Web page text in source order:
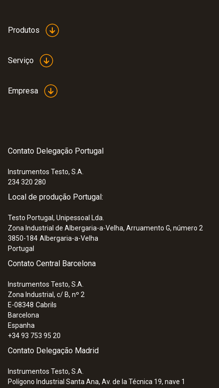
Produtos
Serviço
Empresa
Contato Delegação Portugal
Instrumentos Testo, S.A.
234 320 280
Local de produção Portugal:
Testo Portugal, Unipessoal Lda.
Zona Industrial de Albergaria-a-Velha, Arruamento G, número 2
3850-184 Albergaria-a-Velha
Portugal
Contato Central Barcelona
Instrumentos Testo, S.A.
Zona Industrial, c/ B, nº 2
E-08348 Cabrils
Barcelona
Espanha
+34 93 753 95 20
Contato Delegação Madrid
Instrumentos Testo, S.A.
Polígono Industrial Santa Ana, Av. de la Técnica 19, nave 1